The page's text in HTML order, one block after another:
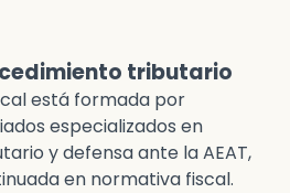
tributario
está formada por
especializados en
y defensa ante la AEAT,
en normativa fiscal.